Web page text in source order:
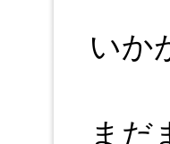
いか
まだ